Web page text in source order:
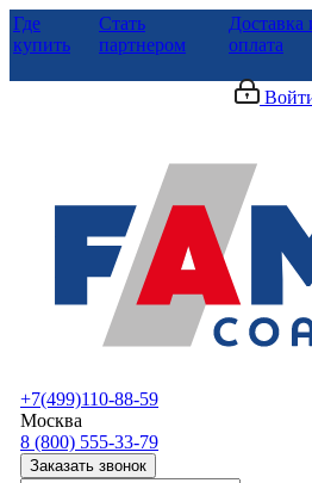
Где
купить
Стать
партнером
Доставка
оплата
+7(499)110-88-59
Москва
8 (800) 555-33-79
Заказать звонок